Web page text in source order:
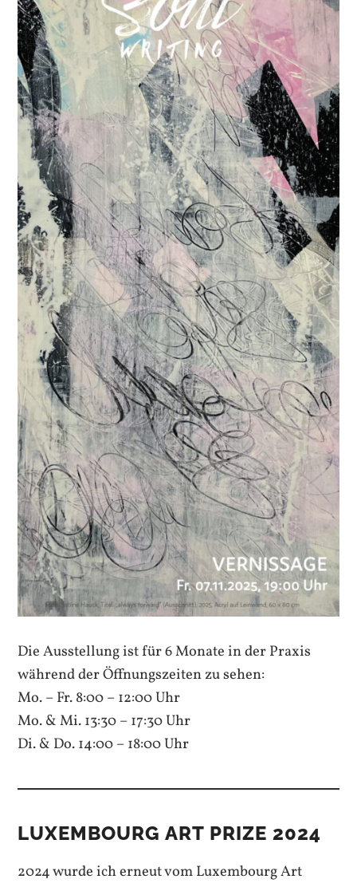
Die Ausstellung ist für 6 Monate in der Praxis
während der Öffnungszeiten zu sehen:
Mo. – Fr. 8:00 – 12:00 Uhr
Mo. & Mi. 13:30 – 17:30 Uhr
Di. & Do. 14:00 – 18:00 Uhr
LUXEMBOURG ART PRIZE 2024
2024 wurde ich erneut vom Luxembourg Art